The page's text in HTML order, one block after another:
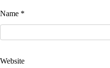
Name *
Website